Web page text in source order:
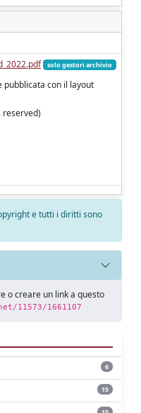
solo gestori archivio
pubblicata con il layout
reserved)
e tutti i diritti sono
o creare un link a questo
11573/1661107
6
15